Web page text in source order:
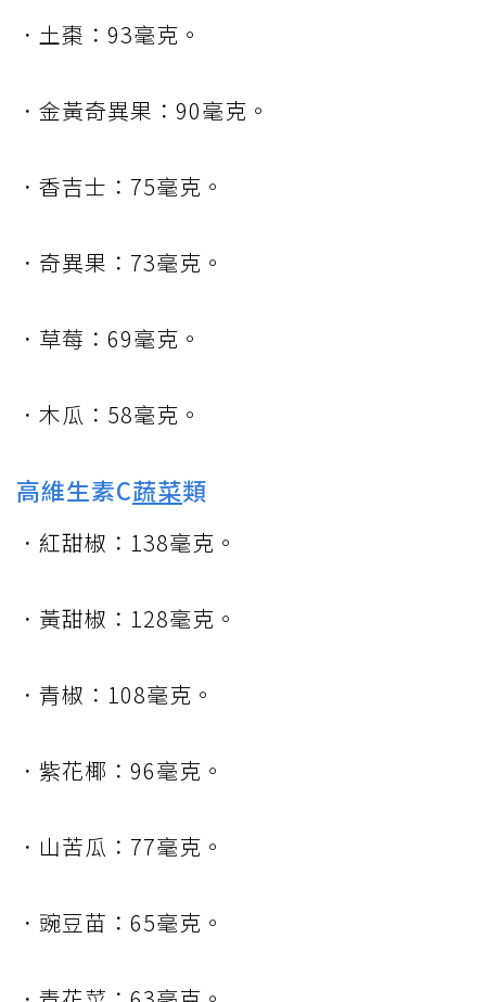
．土棗：93毫克。
．金黃奇異果：90毫克。
．香吉士：75毫克。
．奇異果：73毫克。
．草莓：69毫克。
．木瓜：58毫克。
高維生素C蔬菜類
．紅甜椒：138毫克。
．黃甜椒：128毫克。
．青椒：108毫克。
．紫花椰：96毫克。
．山苦瓜：77毫克。
．豌豆苗：65毫克。